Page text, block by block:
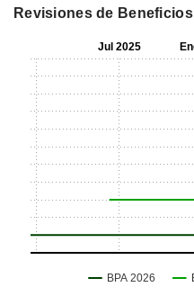
Revisiones de Beneficios